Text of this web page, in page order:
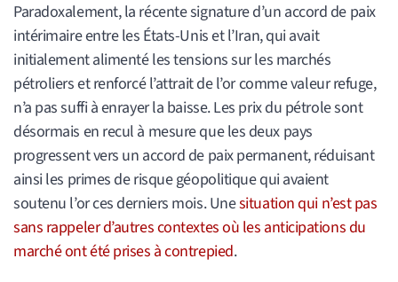
Paradoxalement, la récente signature d’un accord de paix
intérimaire entre les États-Unis et l’Iran, qui avait
initialement alimenté les tensions sur les marchés
pétroliers et renforcé l’attrait de l’or comme valeur refuge,
n’a pas suffi à enrayer la baisse. Les prix du pétrole sont
désormais en recul à mesure que les deux pays
progressent vers un accord de paix permanent, réduisant
ainsi les primes de risque géopolitique qui avaient
soutenu l’or ces derniers mois. Unesituation qui n’est pas
sans rappeler d’autres contextes où les anticipations du
marché ont été prises à contrepied.